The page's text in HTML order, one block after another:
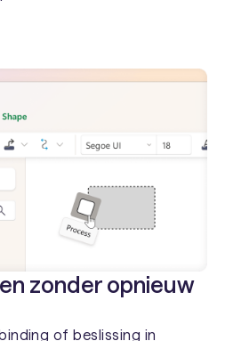
zonder opnieuw
of beslissing in